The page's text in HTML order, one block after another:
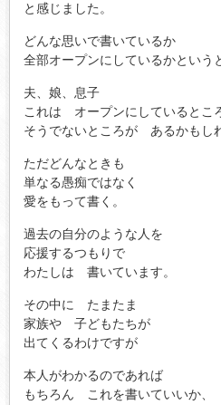
と感じました。
どんな思いで書いているか
全部オープンにしているかという
夫、娘、息子
これは オープンにしているとこ
そうでないところが あるかもし
ただどんなときも
単なる愚痴ではなく
愛をもって書く。
過去の自分のような人を
応援するつもりで
わたしは 書いています。
その中に たまたま
家族や 子どもたちが
出てくるわけですが
本人がわかるのであれば
もちろん これを書いていいか、